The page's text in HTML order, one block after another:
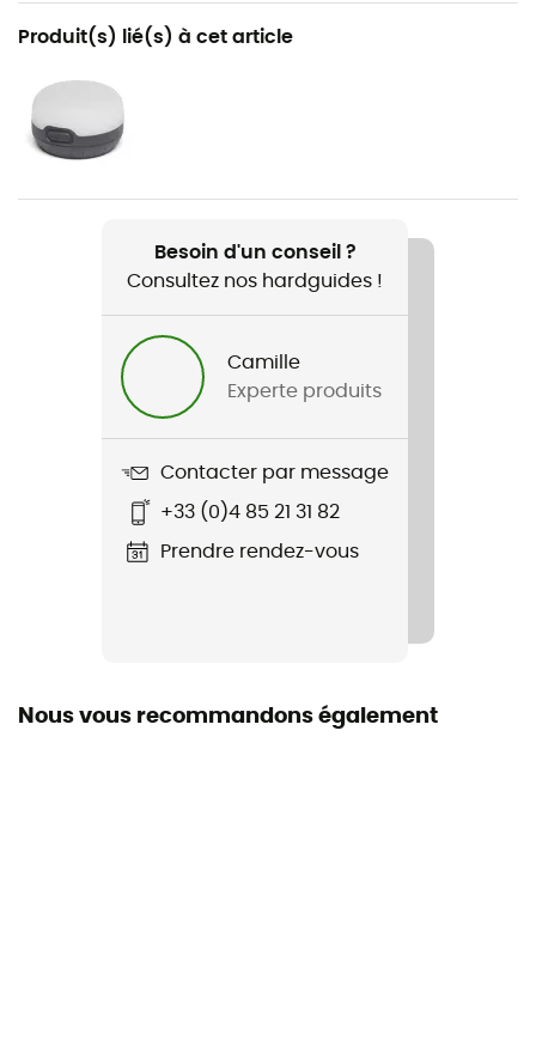
Recommandé pour
Trekking / Camping / Cyclotourisme / Bivouac
Genre
Homme / Femme
Poids
Nom du produit
Tensor Trail Mummy
Nombre de places
Isolation
Produit(s) lié(s) à cet article
Besoin d'un conseil ?
Consultez nos hardguides !
Camille
Experte produits
Contacter par message
+33 (0)4 85 21 31 82
Prendre rendez-vous
Nous vous recommandons également